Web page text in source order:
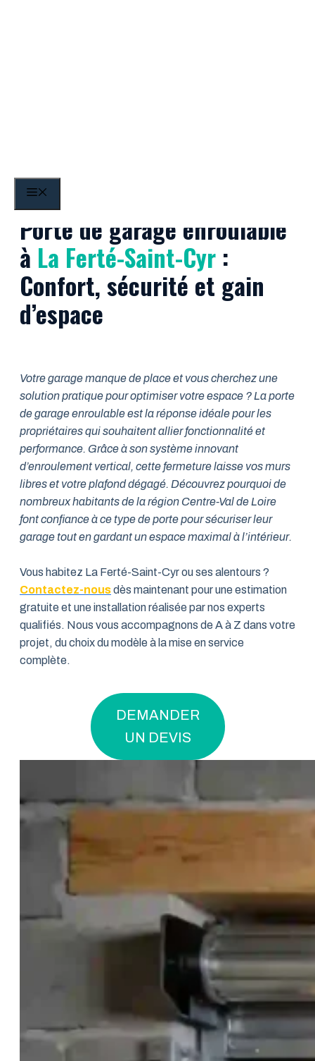
Porte de garage enroulable
à La Ferté-Saint-Cyr :
Confort, sécurité et gain
d’espace
Votre garage manque de place et vous cherchez une
solution pratique pour optimiser votre espace ? La porte
de garage enroulable est la réponse idéale pour les
propriétaires qui souhaitent allier fonctionnalité et
performance. Grâce à son système innovant
d’enroulement vertical, cette fermeture laisse vos murs
libres et votre plafond dégagé. Découvrez pourquoi de
nombreux habitants de la région Centre-Val de Loire
font confiance à ce type de porte pour sécuriser leur
garage tout en gardant un espace maximal à l’intérieur.
Vous habitez La Ferté-Saint-Cyr ou ses alentours ?
Contactez-nousdès maintenant pour une estimation
gratuite et une installation réalisée par nos experts
qualifiés. Nous vous accompagnons de A à Z dans votre
projet, du choix du modèle à la mise en service
complète.
DEMANDER
UN DEVIS